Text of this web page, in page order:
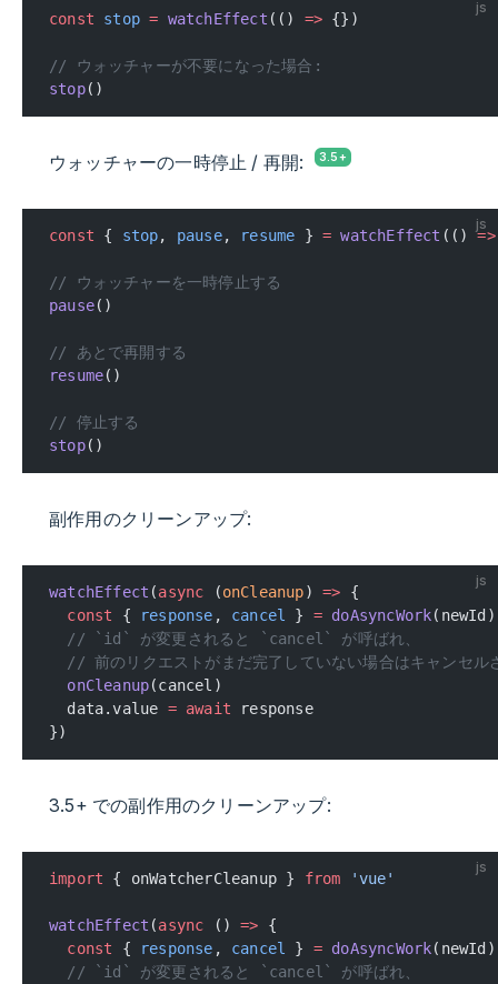
js
const stop = watchEffect (() => {})
// ウォッチャーが不要になった場合:
stop()
ウォッチャーの一時停止 / 再開:
js
const { stop, pause, resume } = watchEffect (() =>
// ウォッチャーを一時停止する
pause()
// あとで再開する
resume()
// 停止する
stop()
副作用のクリーンアップ:
js
watchEffect (async (onCleanup) => {
  const
{ response , cancel } = doAsyncWork(newId)
  // `id` が変更されると `cancel` が呼ばれ、
// 前のリクエストがまだ完了していない場合はキャンセル
  onCleanup
(cancel)
  data.value
= await response
})
3.5+ での副作用のクリーンアップ:
js
import { onWatcherCleanup } from 'vue'
watchEffect (async () => {
  const
{ response , cancel } = doAsyncWork(newId)
  // `id` が変更されると `cancel` が呼ばれ、